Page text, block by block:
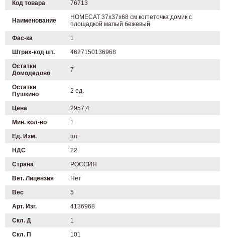
Код товара 76713
Наименование
HOMECAT 37х37х68 см когтеточка домик с
площадкой малый бежевый
Фас-ка
1
Штрих-код шт.
4627150136968
Остатки
Домодедово
7
Остатки
Пушкино
2 ед.
Цена
2957,4
Мин. кол-во
1
Ед. Изм.
шт
НДС
22
Страна
РОССИЯ
Вет. Лицензия
Нет
Вес
5
Арт. Изг.
4136968
Скл. Д
1
Скл. П
101